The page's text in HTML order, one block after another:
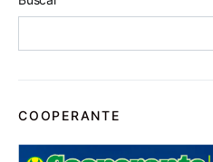
COOPERANTE